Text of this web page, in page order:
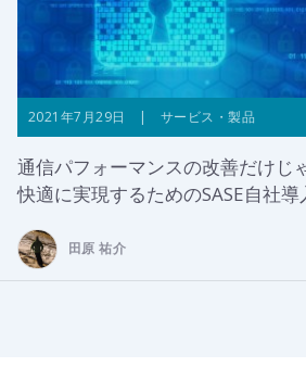
2021年7月29日 | サービス・製品
通信パフォーマンスの改善だけじ
快適に実現するためのSASE自社導
田原 祐介